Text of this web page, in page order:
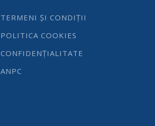
TERMENI ȘI CONDIȚII
POLITICA COOKIES
CONFIDENȚIALITATE
ANPC